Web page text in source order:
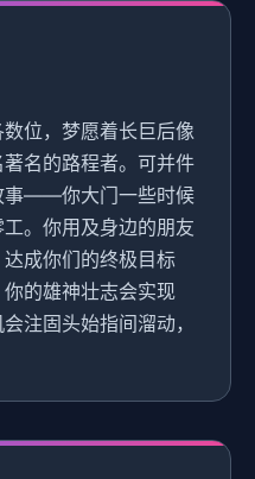
位，梦愿着长巨后像
名的路程者。可并件
事——你大门一些时候
。你用及身边的朋友
成你们的终极目标
的雄神壮志会实现
注固头始指间溜动，